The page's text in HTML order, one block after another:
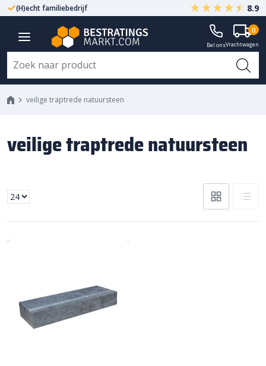
(H)echt familiebedrijf Gegarandeerd A-kwaliteit
8.9
Bel onsVrachtwagen
0
veilige traptrede natuursteen
veilige traptrede natuursteen